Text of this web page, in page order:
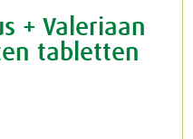
+ Valeriaan
tabletten